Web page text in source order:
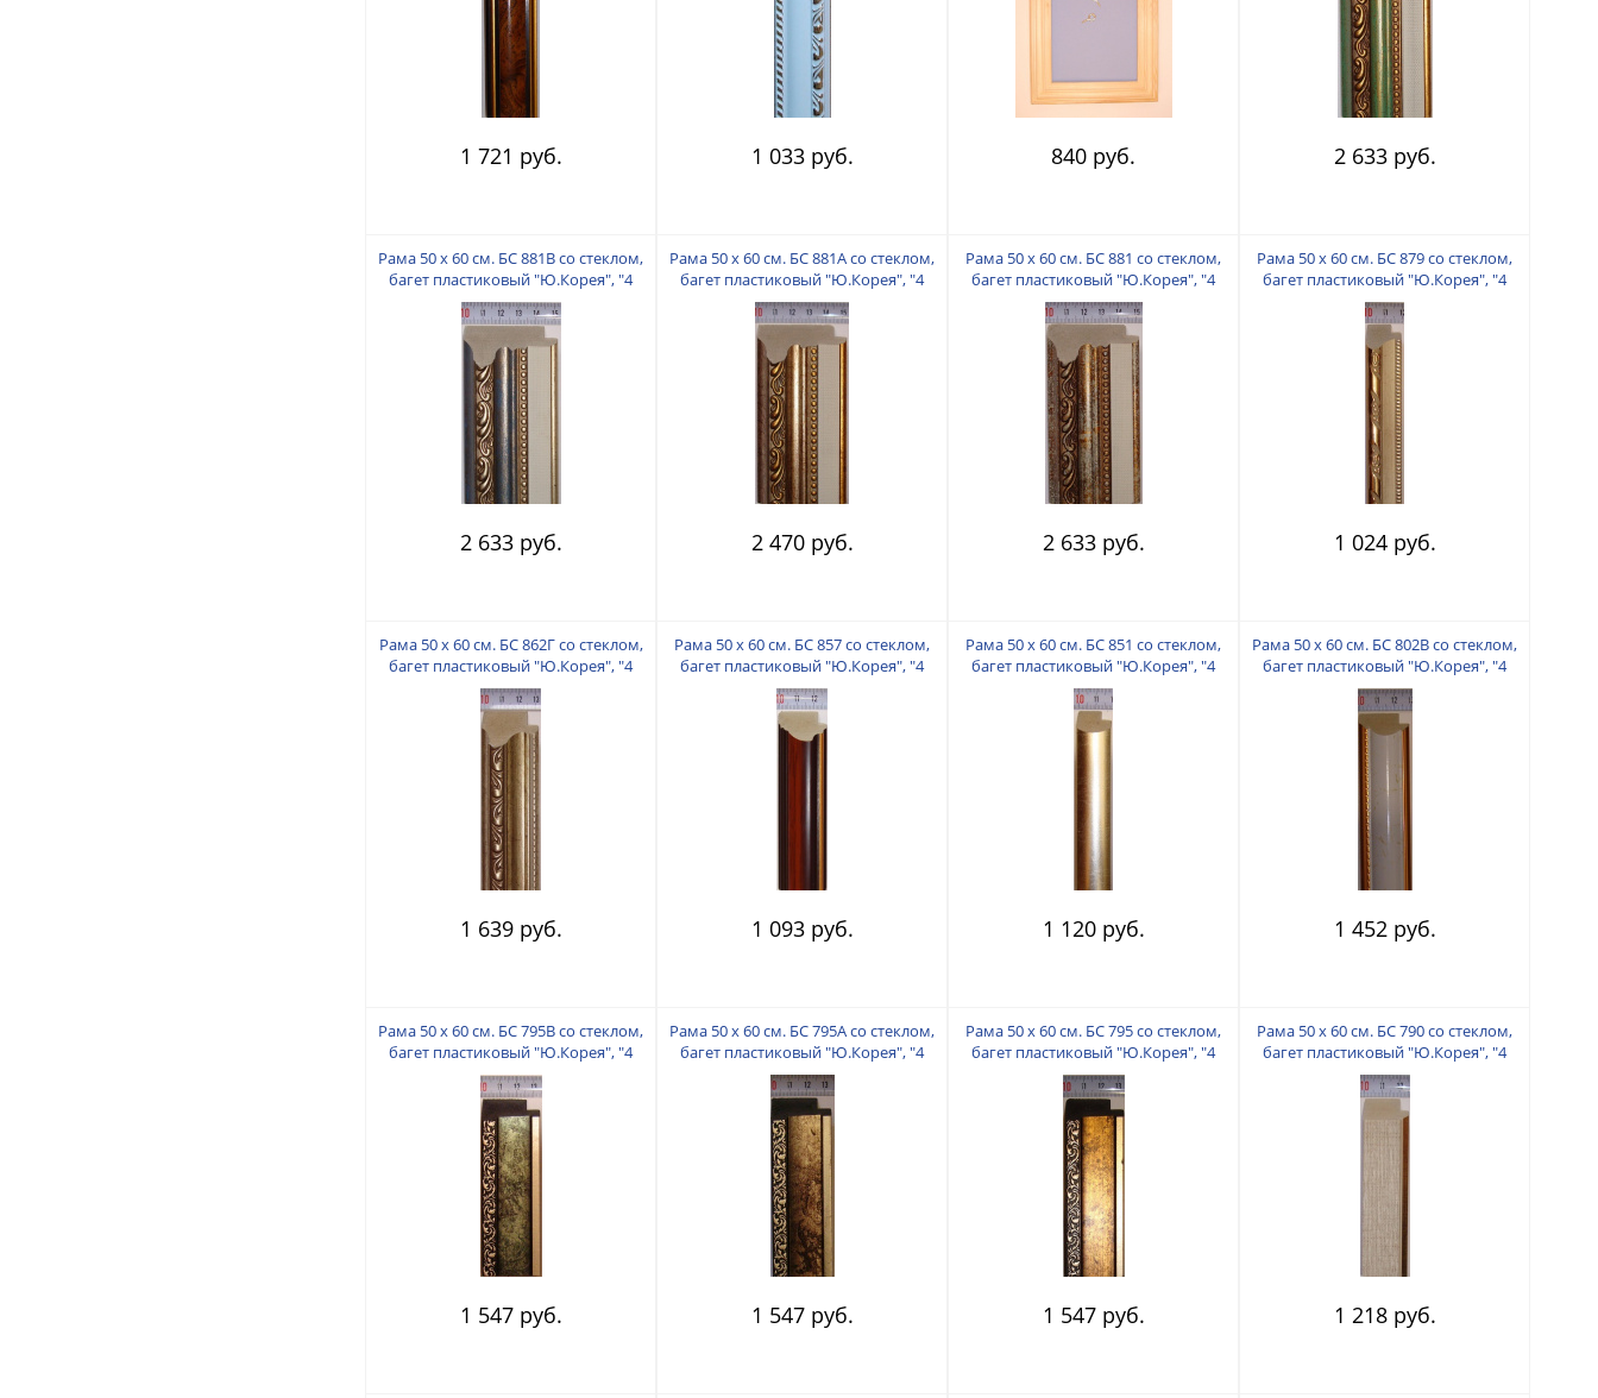
1 721 руб. 1 033 руб. 840 руб. 2 633 руб.
Рама 50 х 60 см. БС 881В со стеклом,
багет пластиковый "Ю.Корея", "4
пальца"
2 633 руб.
Рама 50 х 60 см. БС 881А со стеклом,
багет пластиковый "Ю.Корея", "4
пальца"
2 470 руб.
Рама 50 х 60 см. БС 881 со стеклом,
багет пластиковый "Ю.Корея", "4
пальца"
2 633 руб.
Рама 50 х 60 см. БС 879 со стеклом,
багет пластиковый "Ю.Корея", "4
пальца"
1 024 руб.
Рама 50 х 60 см. БС 862Г со стеклом,
багет пластиковый "Ю.Корея", "4
пальца"
1 639 руб.
Рама 50 х 60 см. БС 857 со стеклом,
багет пластиковый "Ю.Корея", "4
пальца"
1 093 руб.
Рама 50 х 60 см. БС 851 со стеклом,
багет пластиковый "Ю.Корея", "4
пальца"
1 120 руб.
Рама 50 х 60 см. БС 802В со стеклом,
багет пластиковый "Ю.Корея", "4
пальца"
1 452 руб.
Рама 50 х 60 см. БС 795В со стеклом,
багет пластиковый "Ю.Корея", "4
пальца"
1 547 руб.
Рама 50 х 60 см. БС 795А со стеклом,
багет пластиковый "Ю.Корея", "4
пальца"
1 547 руб.
Рама 50 х 60 см. БС 795 со стеклом,
багет пластиковый "Ю.Корея", "4
пальца"
1 547 руб.
Рама 50 х 60 см. БС 790 со стеклом,
багет пластиковый "Ю.Корея", "4
пальца"
1 218 руб.